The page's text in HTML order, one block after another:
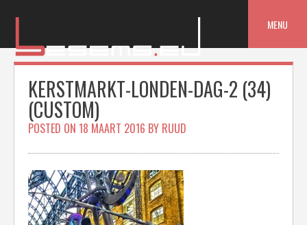
MENU
KERSTMARKT-LONDEN-DAG-2 (34)
(CUSTOM)
POSTED ON 18 MAART 2016 BY RUUD